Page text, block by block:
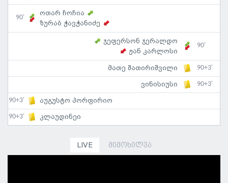
90'
ოთარ ჩოჩია
ზურაბ ჭავჭანიძე
ჯეფერსონ ჯერალდო
ჟან კარლოსი
90'
მათე შათირიშვილი 90+3'
ვინისიუსი 90+3'
90+3' აუგუსტო პორფირიო
90+3' კლაუდინეი
LIVE მიმოხილვა